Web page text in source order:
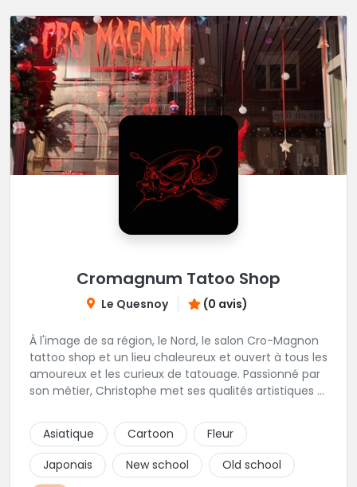
Cromagnum Tatoo Shop
Le Quesnoy (0 avis)
À l'image de sa région, le Nord, le salon Cro-Magnon
tattoo shop et un lieu chaleureux et ouvert à tous les
amoureux et les curieux de tatouage. Passionné par
son métier, Christophe met ses qualités artistiques à
Asiatique
Cartoon
Fleur
Japonais
New school
Old school